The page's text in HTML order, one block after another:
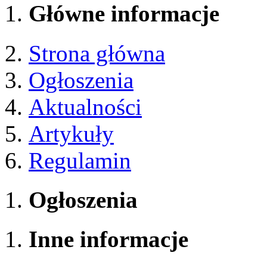
Główne informacje
Strona główna
Ogłoszenia
Aktualności
Artykuły
Regulamin
Ogłoszenia
Inne informacje